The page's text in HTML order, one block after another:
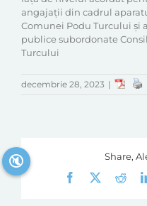
angajații din cadrul
Comunei Podu Turcului și
publice subordonate
Turcului
decembrie 28, 2023 |
Share,
Facebook
🔇